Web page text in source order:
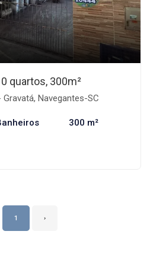
quartos, 300m²
Navegantes-SC
300 m²
1 ›